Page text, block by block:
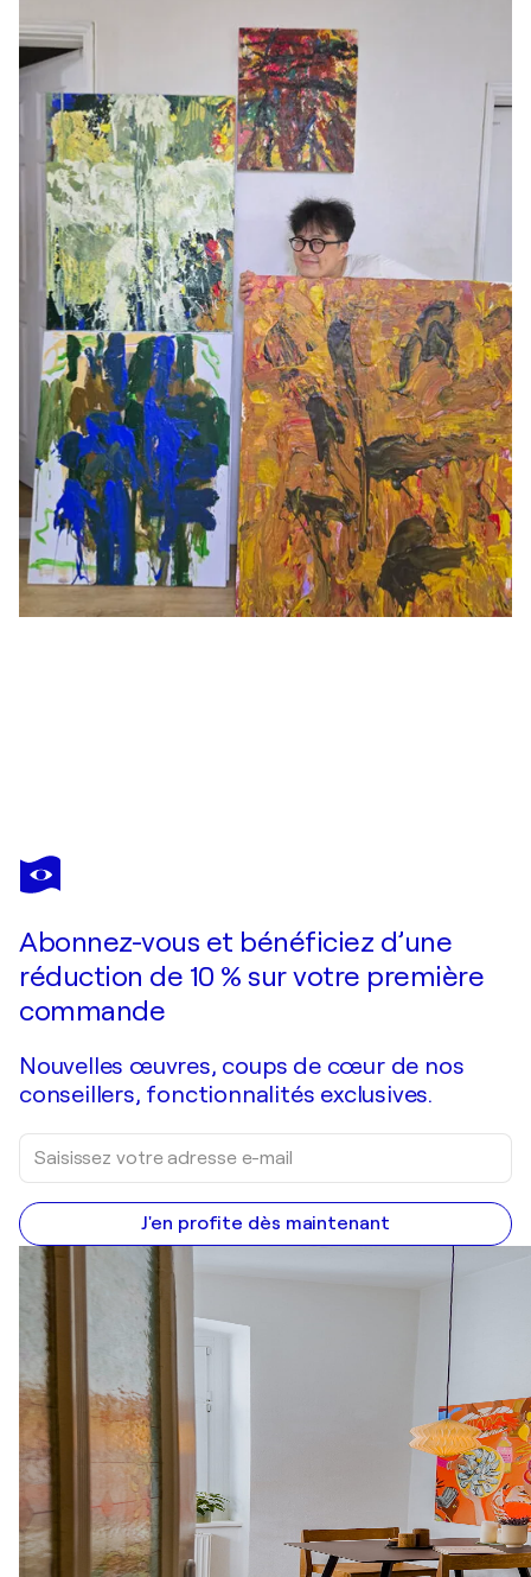
SEUNGHO JANG
see1263
Abonnez-vous et bénéficiez d’une
réduction de 10 % sur votre première
commande
Nouvelles œuvres, coups de cœur de nos
conseillers, fonctionnalités exclusives.
J'en profite dès maintenant